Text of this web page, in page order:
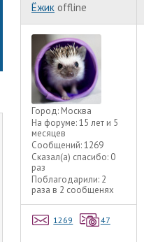
Ёжик offline
Город: Москва
На форуме:15 лет и 5
месяцев
Сообщений:1269
Сказал(а) спасибо: 0
раз
Поблагодарили: 2
раза в 2 сообщенях
1269 47